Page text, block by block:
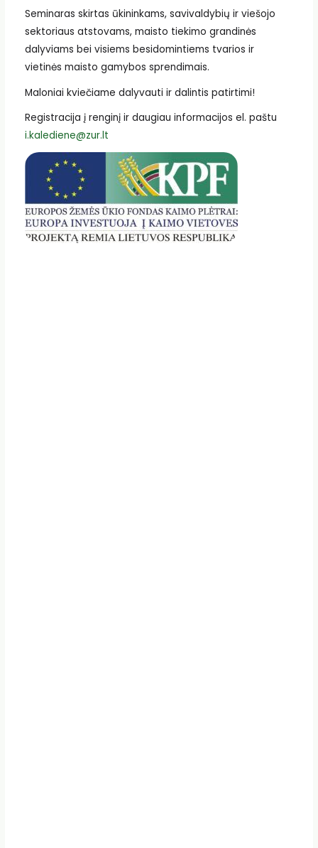
Seminaras skirtas ūkininkams, savivaldybių ir viešojo
sektoriaus atstovams, maisto tiekimo grandinės
dalyviams bei visiems besidomintiems tvarios ir
vietinės maisto gamybos sprendimais.
Maloniai kviečiame dalyvauti ir dalintis patirtimi!
Registracija į renginį ir daugiau informacijos el. paštu
i.kalediene@zur.lt